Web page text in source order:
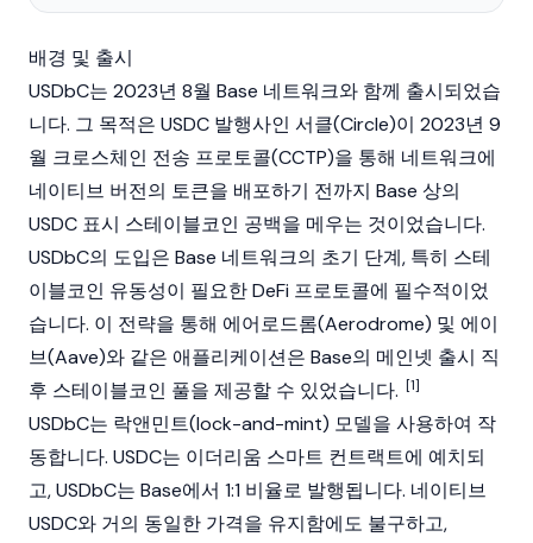
배경 및 출시
USDbC는 2023년 8월 Base 네트워크와 함께 출시되었습
니다. 그 목적은 USDC 발행사인 서클(Circle)이 2023년 9
월 크로스체인 전송 프로토콜(CCTP)을 통해 네트워크에
네이티브 버전의 토큰을 배포하기 전까지 Base 상의
USDC 표시 스테이블코인 공백을 메우는 것이었습니다.
USDbC의 도입은 Base 네트워크의 초기 단계, 특히 스테
이블코인 유동성이 필요한 DeFi 프로토콜에 필수적이었
습니다. 이 전략을 통해 에어로드롬(Aerodrome) 및 에이
브(Aave)와 같은 애플리케이션은 Base의 메인넷 출시 직
후 스테이블코인 풀을 제공할 수 있었습니다. [1]
USDbC는 락앤민트(lock-and-mint) 모델을 사용하여 작
동합니다. USDC는 이더리움 스마트 컨트랙트에 예치되
고, USDbC는 Base에서 1:1 비율로 발행됩니다. 네이티브
USDC와 거의 동일한 가격을 유지함에도 불구하고,